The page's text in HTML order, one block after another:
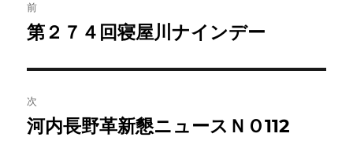
稿
ビ
ゲ
前
前
投
稿:
第２７４回寝屋川ナインデー
次
次
河内長野革新懇ニュースＮＯ112